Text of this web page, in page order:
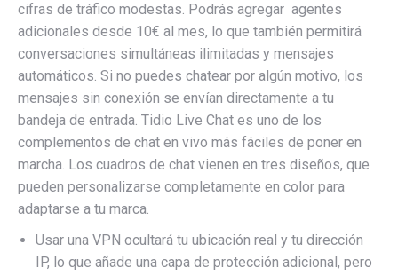
cifras de tráfico modestas. Podrás agregar agentes
adicionales desde 10€ al mes, lo que también permitirá
conversaciones simultáneas ilimitadas y mensajes
automáticos. Si no puedes chatear por algún motivo, los
mensajes sin conexión se envían directamente a tu
bandeja de entrada. Tidio Live Chat es uno de los
complementos de chat en vivo más fáciles de poner en
marcha. Los cuadros de chat vienen en tres diseños, que
pueden personalizarse completamente en color para
adaptarse a tu marca.
Usar una VPN ocultará tu ubicación real y tu dirección
IP, lo que añade una capa de protección adicional, pero